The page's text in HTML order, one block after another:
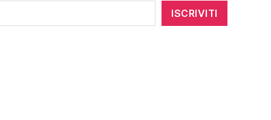
ISCRIVITI